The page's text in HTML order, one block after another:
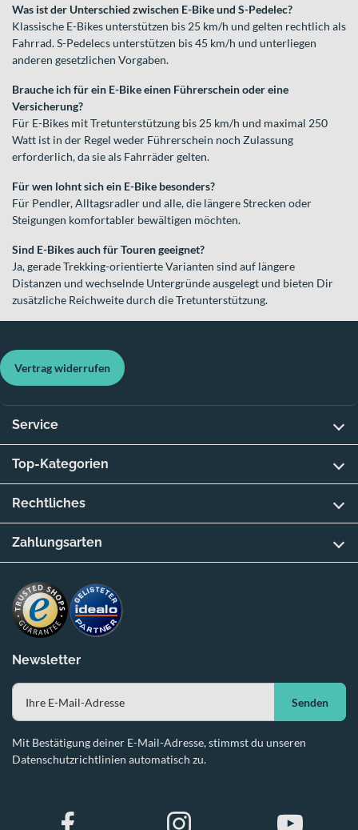
Was ist der Unterschied zwischen E-Bike und S-Pedelec?
Klassische E-Bikes unterstützen bis 25 km/h und gelten rechtlich als
Fahrrad. S-Pedelecs unterstützen bis 45 km/h und unterliegen
anderen gesetzlichen Vorgaben.
Brauche ich für ein E-Bike einen Führerschein oder eine
Versicherung?
Für E-Bikes mit Tretunterstützung bis 25 km/h und maximal 250
Watt ist in der Regel weder Führerschein noch Zulassung
erforderlich, da sie als Fahrräder gelten.
Für wen lohnt sich ein E-Bike besonders?
Für Pendler, Alltagsradler und alle, die längere Strecken oder
Steigungen komfortabler bewältigen möchten.
Sind E-Bikes auch für Touren geeignet?
Ja, gerade Trekking-orientierte Varianten sind auf längere
Distanzen und wechselnde Untergründe ausgelegt und bieten Dir
zusätzliche Reichweite durch die Tretunterstützung.
Newsletter
Senden
Mit Bestätigung deiner E-Mail-Adresse, stimmst du unseren
Datenschutzrichtlinien automatisch zu.
Vertrag widerrufen
Service
Top-Kategorien
Rechtliches
Zahlungsarten